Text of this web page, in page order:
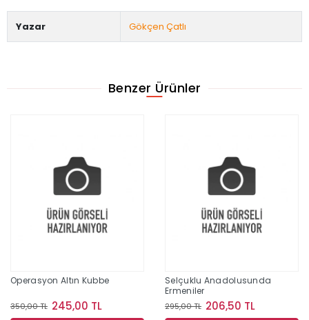
Yazar Gökçen Çatlı
Benzer Ürünler
Operasyon Altın Kubbe
350,00 TL 245,00 TL
Selçuklu Anadolusunda
Ermeniler
295,00 TL 206,50 TL